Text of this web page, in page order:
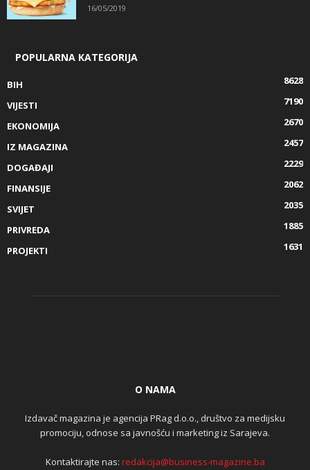
16/05/2019
POPULARNA KATEGORIJA
BIH
8628
VIJESTI
7190
EKONOMIJA
2670
IZ MAGAZINA
2457
DOGAĐAJI
2229
FINANSIJE
2062
SVIJET
2035
PRIVREDA
1885
PROJEKTI
1631
O NAMA
Izdavač magazina je agencija PRag d.o.o., društvo za medijsku
promociju, odnose sa javnošću i marketing iz Sarajeva.
Kontaktirajte nas: redakcija@business-magazine.ba